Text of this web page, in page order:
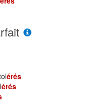
érés
érés